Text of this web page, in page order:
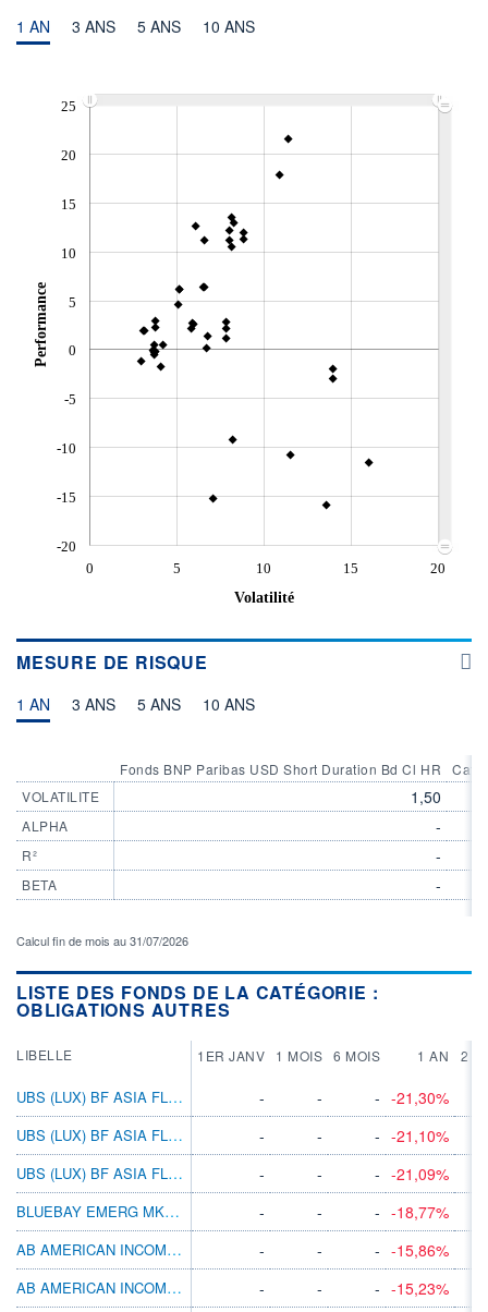
CTO BUSINESS
ACTIF NET (EUR)
124M / 31.07.26
NOTATION MORNINGSTAR ⁽¹⁾
RISQUE DU FONDS (SRI)
1 AN 3 ANS 5 ANS 10 ANS
-20
-15
-10
-5
0
5
10
15
20
25
Performance
0 5 10 15
20
Volatilité
MESURE DE RISQUE
1 AN 3 ANS 5 ANS 10 ANS
VOLATILITE
ALPHA
R²
BETA
Fonds BNP Paribas USD Short Duration Bd Cl HR
1,50
-
-
-
Calcul fin de mois au 31/07/2026
LISTE DES FONDS DE LA CATÉGORIE :
OBLIGATIONS AUTRES
LIBELLE 1ER JANV 1 MOIS 6 MOIS 1 AN 2
UBS (LUX) BF ASIA FLEXIBLE EURH N ACC - - - -21,30%
UBS (LUX) BF ASIA FLEXIBLE EURH P ACC
- - - -21,10%
UBS (LUX) BF ASIA FLEXIBLE EURH P DIS
- - - -21,09%
BLUEBAY EMERG MKT LCL CCY BD B GBP
- - - -18,77%
AB AMERICAN INCOME BT GBP H
- - - -15,86%
AB AMERICAN INCOME BT EUR H
- - - -15,23%